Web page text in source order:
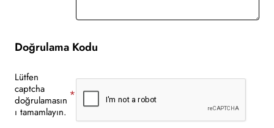
Doğrulama Kodu
Lütfen
captcha
doğrulamasın
ı tamamlayın.